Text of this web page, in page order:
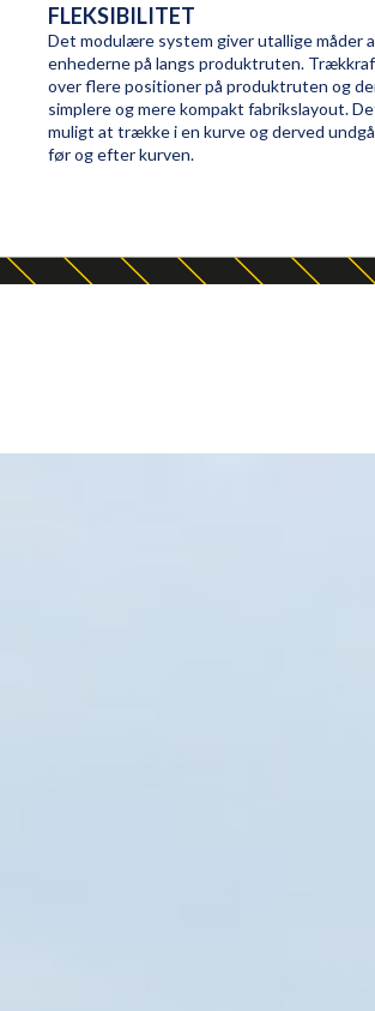
FLEKSIBILITET
Det modulære system giver utallige måder
enhederne på langs produktruten.
over flere positioner på produktruten og
simplere og mere kompakt fabrikslayout.
muligt at trække i en kurve og derved
før og efter kurven.